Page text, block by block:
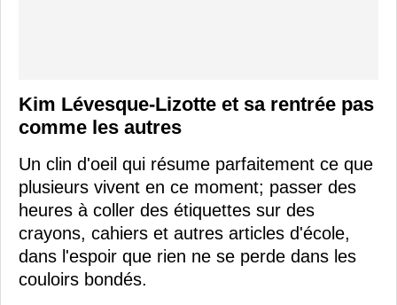
Kim Lévesque-Lizotte et sa rentrée pas
comme les autres
Un clin d'oeil qui résume parfaitement ce que
plusieurs vivent en ce moment; passer des
heures à coller des étiquettes sur des
crayons, cahiers et autres articles d'école,
dans l'espoir que rien ne se perde dans les
couloirs bondés.